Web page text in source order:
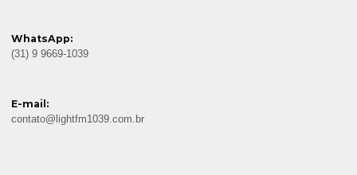
WhatsApp:
(31) 9 9669-1039
E-mail:
contato@lightfm1039.com.br